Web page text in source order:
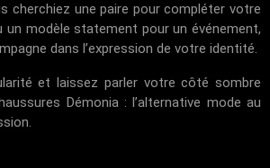
cherchiez une paire pour compléter votre
un modèle statement pour un événement,
dans l’expression de votre identité.
et laissez parler votre côté sombre
Démonia : l’alternative mode au